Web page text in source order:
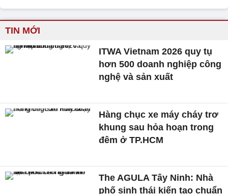
TIN MỚI
ITWA Vietnam 2026 quy tụ
hơn 500 doanh nghiệp công
nghệ và sản xuất
Hàng chục xe máy cháy trơ
khung sau hỏa hoạn trong
đêm ở TP.HCM
The AGULA Tây Ninh: Nhà
phố sinh thái kiến tạo chuẩn